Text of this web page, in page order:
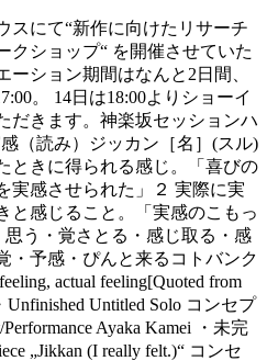
スにて“新作に向けたリサーチ
クショップ“ を開催させていた
ション期間はなんと2日間、
。 14日は18:00よりショーイ
だきます。神楽坂セッションハ
感（読み）ジッカン［名］(スル)
ときに得られる感じ。「喜びの
実感させられた」２ 実際に実
と感じること。「実感のこもっ
う・覚さとる・感じ取る・感
・予感・ぴんと来るコトバンク
actual feeling[Quoted from
Untitled Solo コンセプ
Ayaka Kamei ・未完
„Jikkan (I really felt.)“ コンセ